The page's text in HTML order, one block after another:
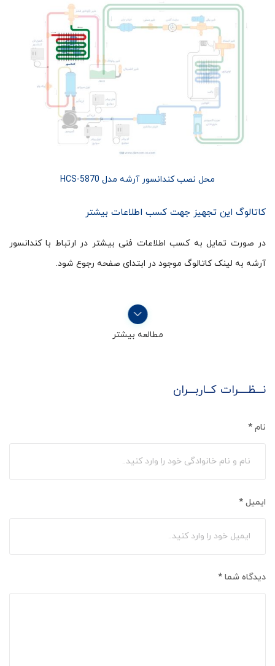
محل نصب کندانسور آرشه مدل HCS-5870
کاتالوگ این تجهیز جهت کسب اطلاعات بیشتر
در صورت تمایل به کسب اطلاعات فنی بیشتر در ارتباط با کندانسور
آرشه به لینک کاتالوگ موجود در ابتدای صفحه رجوع شود.
مطالعه بیشتر
نـــظــــرات کــاربـــران
نام *
ایمیل *
دیدگاه شما *